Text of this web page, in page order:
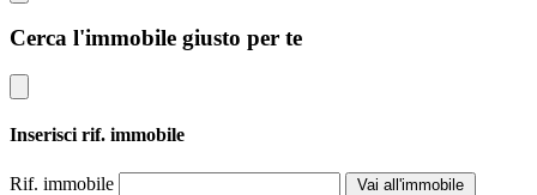
Cerca l'immobile giusto per te
Inserisci rif. immobile
Rif. immobile Vai all'immobile